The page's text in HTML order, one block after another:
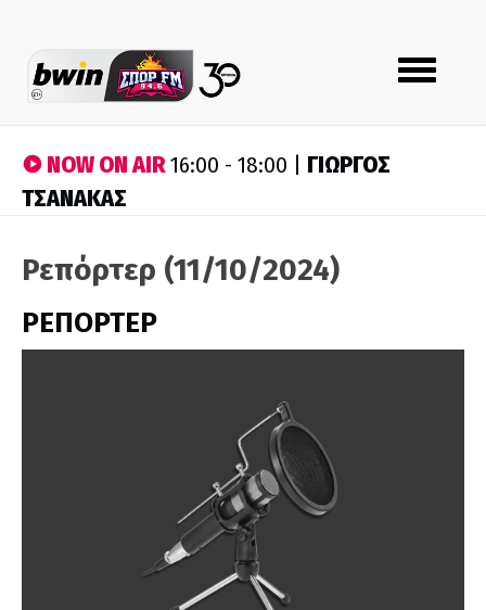
Toggle
navigation
NOW ON AIR16:00 - 18:00 | ΓΙΩΡΓΟΣ
ΤΣΑΝΑΚΑΣ
Ρεπόρτερ (11/10/2024)
ΡΕΠΟΡΤΕΡ